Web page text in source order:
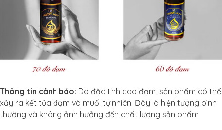
Thông tin cảnh báo: Do đặc tính cao đạm, sản phẩm có thể
xảy ra kết tủa đạm và muối tự nhiên. Đây là hiện tượng bình
thường và không ảnh hưởng đến chất lượng sản phẩm